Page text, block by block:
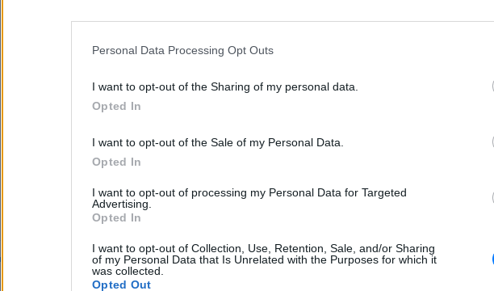
Personal Data Processing Opt Outs
I want to opt-out of the Sharing of my personal data.
Opted In
I want to opt-out of the Sale of my Personal Data.
Opted In
I want to opt-out of processing my Personal Data for Targeted
Advertising.
Opted In
I want to opt-out of Collection, Use, Retention, Sale, and/or Sharing
of my Personal Data that Is Unrelated with the Purposes for which it
was collected.
Opted Out
Η
και
την
προς